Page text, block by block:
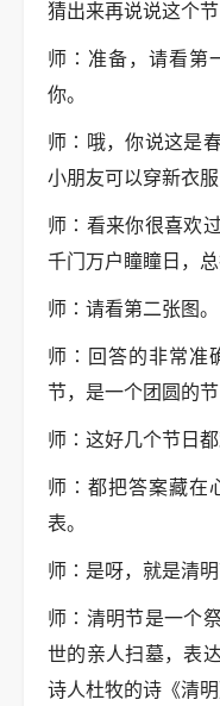
猜出来再说说这个节
师 ∶ 准备，请看第
你。
师 ∶ 哦，你说这是
小朋友可以穿新衣
师 ∶ 看来你很喜欢
千门万户瞳瞳日，总
师 ∶ 请看第二张图。
师 ∶
回答的非常准
节，是一个团圆的节
师 ∶ 这好几个节日
师 ∶ 都把答案藏在
表。
师 ∶ 是呀，就是清
师 ∶ 清明节是一个
世的亲人扫墓，表
诗人杜牧的诗《清